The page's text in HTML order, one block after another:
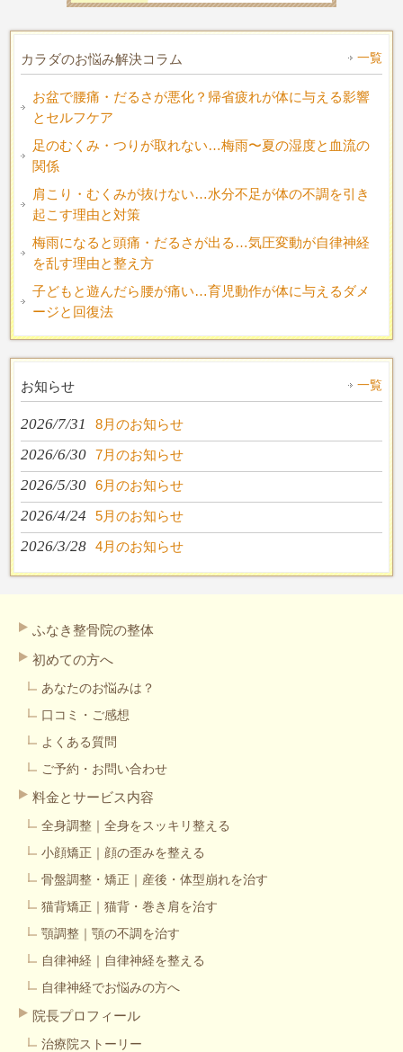
カラダのお悩み解決コラム 一覧
お盆で腰痛・だるさが悪化？帰省疲れが体に与える影響
とセルフケア
足のむくみ・つりが取れない…梅雨〜夏の湿度と血流の
関係
肩こり・むくみが抜けない…水分不足が体の不調を引き
起こす理由と対策
梅雨になると頭痛・だるさが出る…気圧変動が自律神経
を乱す理由と整え方
子どもと遊んだら腰が痛い…育児動作が体に与えるダメ
ージと回復法
お知らせ 一覧
2026/7/31 8月のお知らせ
2026/6/30 7月のお知らせ
2026/5/30 6月のお知らせ
2026/4/24 5月のお知らせ
2026/3/28 4月のお知らせ
ふなき整骨院の整体
初めての方へ
あなたのお悩みは？
口コミ・ご感想
よくある質問
ご予約・お問い合わせ
料金とサービス内容
全身調整｜全身をスッキリ整える
小顔矯正｜顔の歪みを整える
骨盤調整・矯正｜産後・体型崩れを治す
猫背矯正｜猫背・巻き肩を治す
顎調整｜顎の不調を治す
自律神経｜自律神経を整える
自律神経でお悩みの方へ
院長プロフィール
治療院ストーリー